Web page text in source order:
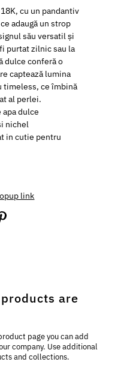
cu un pandantiv
adaugă un strop
său versatil și
purtat zilnic sau la
dulce conferă o
captează lumina
timeless, ce îmbină
al perlei.
apa dulce
nichel
in cutie pentru
link
are
page you can add
company. Use additional
and collections.